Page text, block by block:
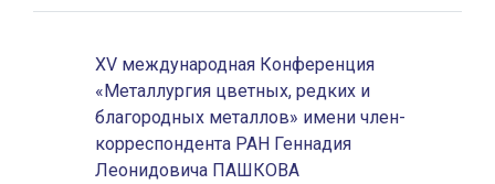
XV международная Конференция
«Металлургия цветных, редких и
благородных металлов» имени член-
корреспондента РАН Геннадия
Леонидовича ПАШКОВА